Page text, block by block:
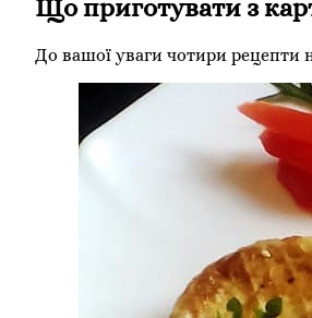
Що приготувати з
До вашої уваги чотири рецепти